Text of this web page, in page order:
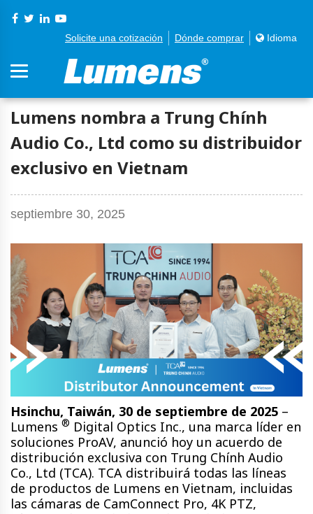
Solicite una cotización Dónde comprar Idioma
Lumens nombra a Trung Chính
Audio Co., Ltd como su distribuidor
exclusivo en Vietnam
septiembre 30, 2025
Hsinchu, Taiwán, 30 de septiembre de 2025 –
Lumens ® Digital Optics Inc., una marca líder en
soluciones ProAV, anunció hoy un acuerdo de
distribución exclusiva con Trung Chính Audio
Co., Ltd (TCA). TCA distribuirá todas las líneas
de productos de Lumens en Vietnam, incluidas
las cámaras de CamConnect Pro, 4K PTZ,